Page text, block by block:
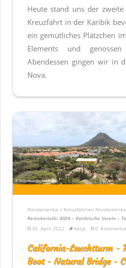
Heute stand uns der zweite
Kreuzfahrt in der Karibik
ein gemütliches Plätzchen
Elements und
Abendessen gingen wir in
Nova.
Nordamerika » Kreuzfahrten Nordamerika
Reisebericht: AIDA – Karibische Inseln –
30. April 2022
Antje 0
California-Leuchtturm -
Boot - Natural Bridge -